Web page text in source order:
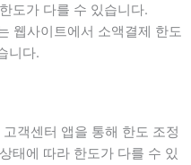
도가 다를 수 있습니다.
웹사이트에서 소액결제 한도
니다.
객센터 앱을 통해 한도 조정
태에 따라 한도가 다를 수 있